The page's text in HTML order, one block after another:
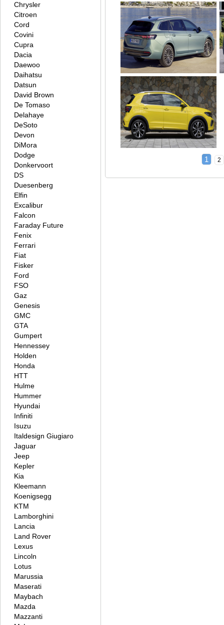
Chrysler
Citroen
Cord
Covini
Cupra
Dacia
Daewoo
Daihatsu
Datsun
David Brown
De Tomaso
Delahaye
DeSoto
Devon
DiMora
Dodge
Donkervoort
DS
Duesenberg
Elfin
Excalibur
Falcon
Faraday Future
Fenix
Ferrari
Fiat
Fisker
Ford
FSO
Gaz
Genesis
GMC
GTA
Gumpert
Hennessey
Holden
Honda
HTT
Hulme
Hummer
Hyundai
Infiniti
Isuzu
Italdesign Giugiaro
Jaguar
Jeep
Kepler
Kia
Kleemann
Koenigsegg
KTM
Lamborghini
Lancia
Land Rover
Lexus
Lincoln
Lotus
Marussia
Maserati
Maybach
Mazda
Mazzanti
1 2